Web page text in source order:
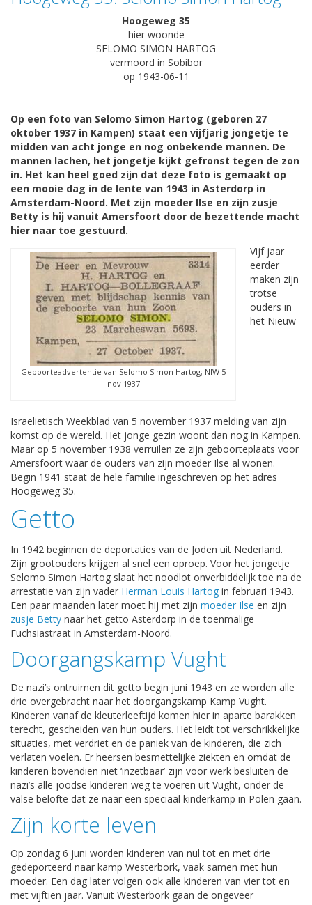
Hoogeweg 35
hier woonde
SELOMO SIMON HARTOG
vermoord in Sobibor
op 1943-06-11
Op een foto van Selomo Simon Hartog (geboren 27
oktober 1937 in Kampen) staat een vijfjarig jongetje te
midden van acht jonge en nog onbekende mannen. De
mannen lachen, het jongetje kijkt gefronst tegen de zon
in. Het kan heel goed zijn dat deze foto is gemaakt op
een mooie dag in de lente van 1943 in Asterdorp in
Amsterdam-Noord. Met zijn moeder Ilse en zijn zusje
Betty is hij vanuit Amersfoort door de bezettende macht
hier naar toe gestuurd.
Geboorteadvertentie van Selomo Simon Hartog; NIW 5
nov 1937
Vijf jaar
eerder
maken zijn
trotse
ouders in
het Nieuw
Israelietisch Weekblad van 5 november 1937 melding van zijn
komst op de wereld. Het jonge gezin woont dan nog in Kampen.
Maar op 5 november 1938 verruilen ze zijn geboorteplaats voor
Amersfoort waar de ouders van zijn moeder Ilse al wonen.
Begin 1941 staat de hele familie ingeschreven op het adres
Hoogeweg 35.
Getto
In 1942 beginnen de deportaties van de Joden uit Nederland.
Zijn grootouders krijgen al snel een oproep. Voor het jongetje
Selomo Simon Hartog slaat het noodlot onverbiddelijk toe na de
arrestatie van zijn vader Herman Louis Hartog in februari 1943.
Een paar maanden later moet hij met zijn moeder Ilse en zijn
zusje Betty naar het getto Asterdorp in de toenmalige
Fuchsiastraat in Amsterdam-Noord.
Doorgangskamp Vught
De nazi’s ontruimen dit getto begin juni 1943 en ze worden alle
drie overgebracht naar het doorgangskamp Kamp Vught.
Kinderen vanaf de kleuterleeftijd komen hier in aparte barakken
terecht, gescheiden van hun ouders. Het leidt tot verschrikkelijke
situaties, met verdriet en de paniek van de kinderen, die zich
verlaten voelen. Er heersen besmettelijke ziekten en omdat de
kinderen bovendien niet ‘inzetbaar’ zijn voor werk besluiten de
nazi’s alle joodse kinderen weg te voeren uit Vught, onder de
valse belofte dat ze naar een speciaal kinderkamp in Polen gaan.
Zijn korte leven
Op zondag 6 juni worden kinderen van nul tot en met drie
gedeporteerd naar kamp Westerbork, vaak samen met hun
moeder. Een dag later volgen ook alle kinderen van vier tot en
met vijftien jaar. Vanuit Westerbork gaan de ongeveer